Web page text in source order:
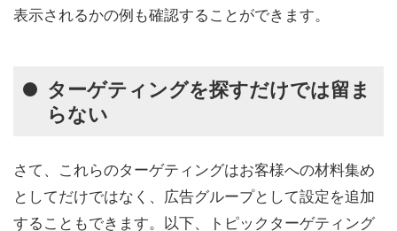
表示されるかの例も確認することができます。
ターゲティングを探すだけでは留ま
らない
さて、これらのターゲティングはお客様への材料集め
としてだけではなく、広告グループとして設定を追加
することもできます。以下、トピックターゲティング